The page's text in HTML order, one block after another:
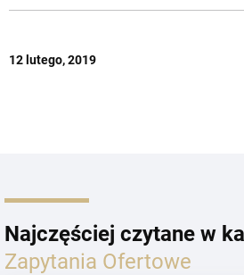
12 lutego, 2019
Najczęściej czytane w
Zapytania Ofertowe